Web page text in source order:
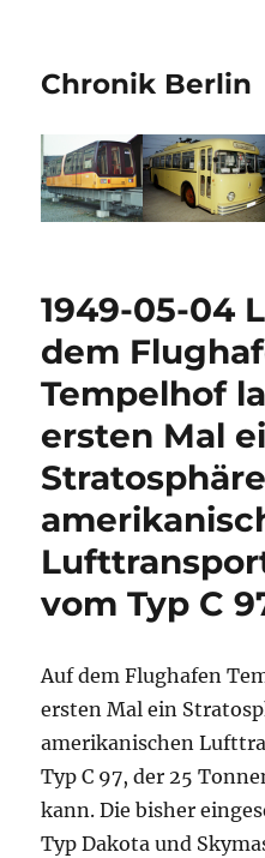
Chronik Berlin
1949-05-04
dem
Tempelhof
ersten Mal
vom Typ C
Auf dem Flughafen
ersten Mal ein
amerikanischen
Typ C 97, der 25
kann. Die bisher
Typ Dakota und